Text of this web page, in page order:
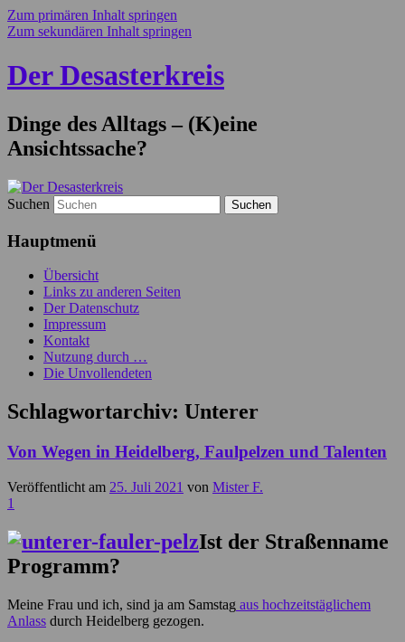
Zum primären Inhalt springen
Zum sekundären Inhalt springen
Der Desasterkreis
Dinge des Alltags – (K)eine
Ansichtssache?
Suchen
Hauptmenü
Übersicht
Links zu anderen Seiten
Der Datenschutz
Impressum
Kontakt
Nutzung durch …
Die Unvollendeten
Schlagwortarchiv: Unterer
Von Wegen in Heidelberg, Faulpelzen und Talenten
Veröffentlicht am 25. Juli 2021 von Mister F.
1
Ist der Straßenname
Programm?
Meine Frau und ich, sind ja am Samstag aus hochzeitstäglichem
Anlass durch Heidelberg gezogen.